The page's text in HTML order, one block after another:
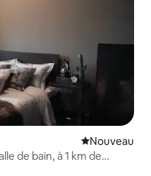
Nouvel
Nouveau
de bain, à 1 km de